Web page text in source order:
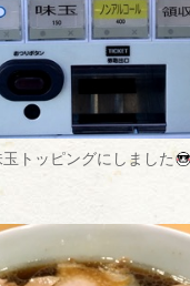
トッピングにしました